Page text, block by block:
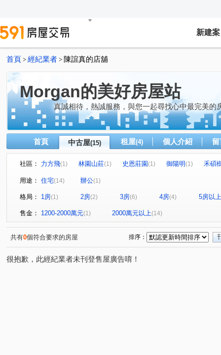
新建案
首頁 > 經紀業者 > 陳誼真的店舖
Morgan的美好房屋站
真誠相待，熱誠服務，與您一起尋找心中最完美的
首頁 中古屋(15) 租屋(4) 個人介紹
社區： 力方飛(1) 林園山莊(1) 史恩莊園(1) 御陽明(1)
禾碩
花見
大福將綜合大樓
美崙街 格致路 磺港路(1) 大南路(1)
中山北路
敬業二路(1) 中山北路五段(1) 中央北路二段
天母東路(1)
用途： 住宅(14) 辦公(1)
格局： 1房(1) 2房(2) 3房(6) 4房(4) 5房以上
售金： 1200-2000萬元(1) 2000萬元以上(14)
共有0個符合要求的房屋 排序：
很抱歉，此經紀業者未刊登售屋廣告唷！